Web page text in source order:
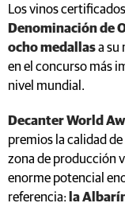
Los vinos
Denominación de
ocho medallasa su
en el concurso más
nivel mundial.
Decanter World
premios la calidad
zona de producción
enorme potencial
referencia: la